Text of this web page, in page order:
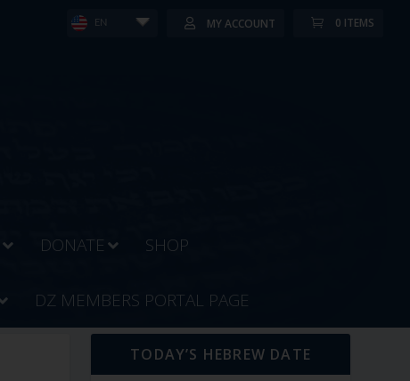
EN MY ACCOUNT 0 ITEMS
DONATE SHOP
DZ MEMBERS PORTAL PAGE
TODAY’S HEBREW DATE